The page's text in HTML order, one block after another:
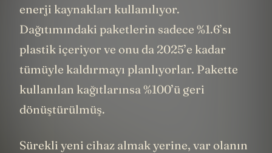
Bunun üretiminde tamamen yenilenebilir
enerji kaynakları kullanılıyor.
Dağıtımındaki paketlerin sadece %1.6’sı
plastik içeriyor ve onu da 2025’e kadar
tümüyle kaldırmayı planlıyorlar. Pakette
kullanılan kağıtlarınsa %100’ü geri